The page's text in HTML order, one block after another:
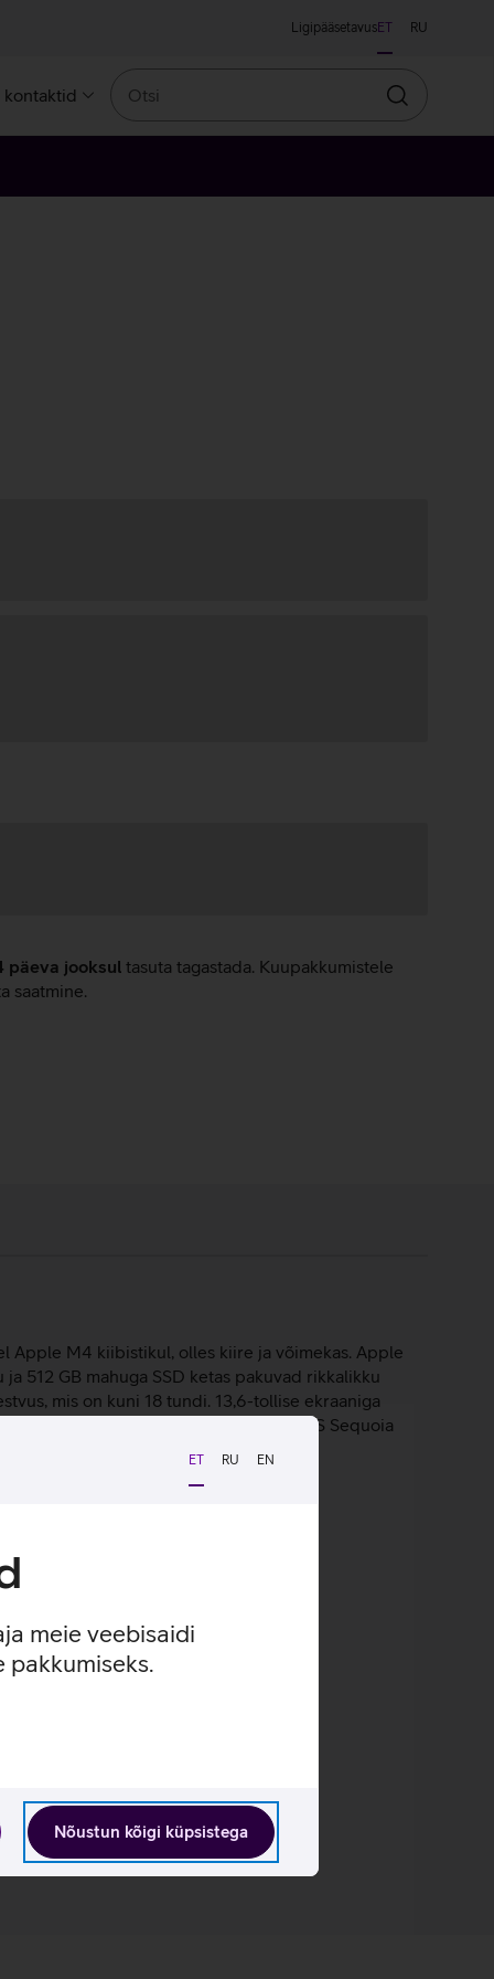
ET RU EN
meie veebisaidi
pakkumiseks.
Nõustun kõigi küpsistega
LigipääsetavusET RU
kontaktid
Otsin
päeva jooksul tasuta tagastada. Kuupakkumistele
saatmine.
Apple M4 kiibistikul, olles kiire ja võimekas. Apple
512 GB mahuga SSD ketas pakuvad rikkalikku
mis on kuni 18 tundi. 13,6-tollise ekraaniga
igal pool. Sülearvuti töötab macOS Sequoia
videokõnede kvaliteedi.
helipildiga.